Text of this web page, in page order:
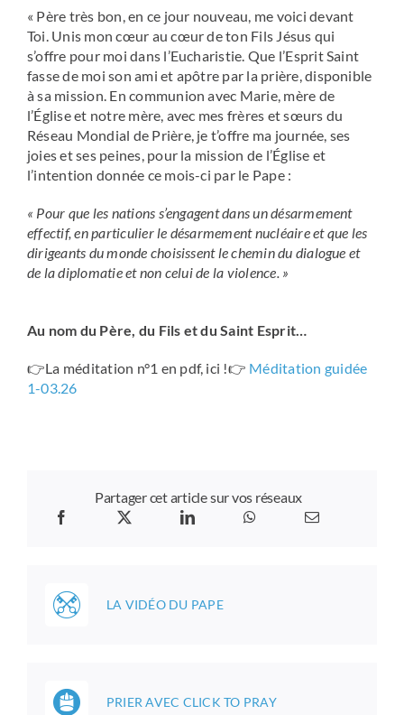
« Père très bon, en ce jour nouveau, me voici devant
Toi. Unis mon cœur au cœur de ton Fils Jésus qui
s’offre pour moi dans l’Eucharistie. Que l’Esprit Saint
fasse de moi son ami et apôtre par la prière, disponible
à sa mission. En communion avec Marie, mère de
l’Église et notre mère, avec mes frères et sœurs du
Réseau Mondial de Prière, je t’offre ma journée, ses
joies et ses peines, pour la mission de l’Église et
l’intention donnée ce mois-ci par le Pape :
« Pour que les nations s’engagent dans un désarmement
effectif, en particulier le désarmement nucléaire et que les
dirigeants du monde choisissent le chemin du dialogue et
de la diplomatie et non celui de la violence. »
Au nom du Père, du Fils et du Saint Esprit…
👉La méditation n°1 en pdf, ici !👉 Méditation guidée
1-03.26
Partager cet article sur vos réseaux
LA VIDÉO DU PAPE
PRIER AVEC CLICK TO PRAY